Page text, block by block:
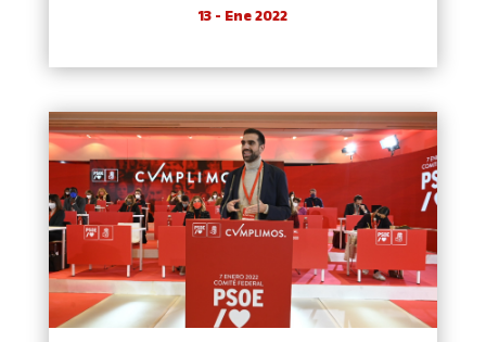
13 - Ene 2022